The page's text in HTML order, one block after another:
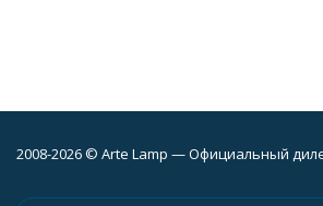
2008-2026 © Arte Lamp — Официальный